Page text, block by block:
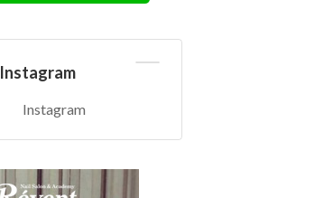
Instagram
Instagram